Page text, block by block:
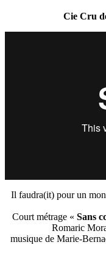
Cie Cru
Il faudra(it) pour un
Court métrage « Sans
Romaric
musique de Marie-